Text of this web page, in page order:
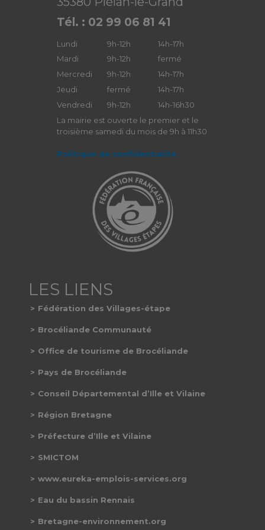
Tél. : 02 99 06 81 41
Lundi 9h-12h
14h-17h
Mardi
9h-12h
fermé
Mercredi
9h-12h
14h-17h
Jeudi
fermé
14h-17h
Vendredi
9h-12h
14h-16h30
La mairie est ouverte le premier et le
troisième samedi du mois de 9h à 11h30
Politique de confidentialité
Fédération des Villages-étape
Brocéliande Communauté
Office de tourisme de Brocéliande
Pays de Brocéliande
Conseil Départemental d’Ille et Vilaine
Région Bretagne
Préfecture d’Ille et Vilaine
SMICTOM
www.eureka-emplois-services.org
Eau du bassin Rennais
Bretagne-environnement.org